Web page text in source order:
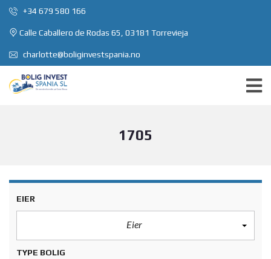
+34 679 580 166
Calle Caballero de Rodas 65, 03181 Torrevieja
charlotte@boliginvestspania.no
1705
EIER
Eier
TYPE BOLIG